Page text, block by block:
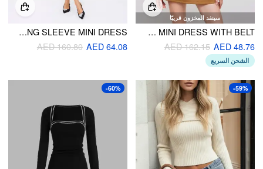
سينفد المخزون قريبًا
SUEDE COLLAR SOLID BUTTON UP MINI DRESS WITH BELT
AED 48.76
AED 162.15
الشحن السريع
KNIT ROUND NECKLINE BUTTON RUFFLE LONG SLEEVE MINI DRESS
AED 64.08
AED 160.80
-59%
-60%